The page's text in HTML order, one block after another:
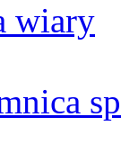
wiary